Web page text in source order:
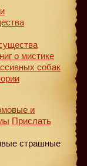
о мистике
собак
и
Прислать
страшные